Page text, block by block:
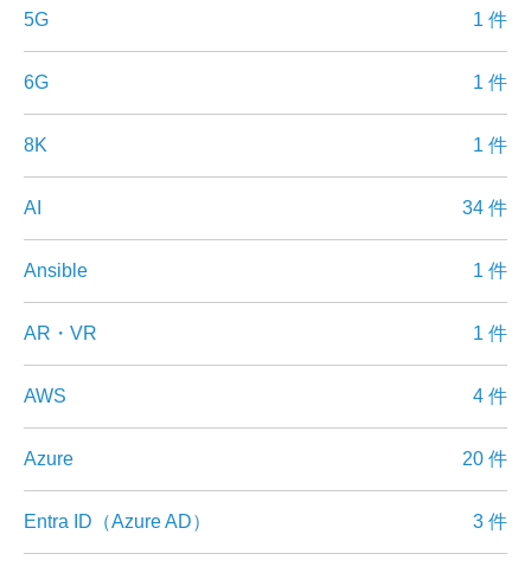
5G 1 件
6G 1 件
8K 1 件
AI 34 件
Ansible 1 件
AR・VR 1 件
AWS 4 件
Azure 20 件
Entra ID（Azure AD） 3 件